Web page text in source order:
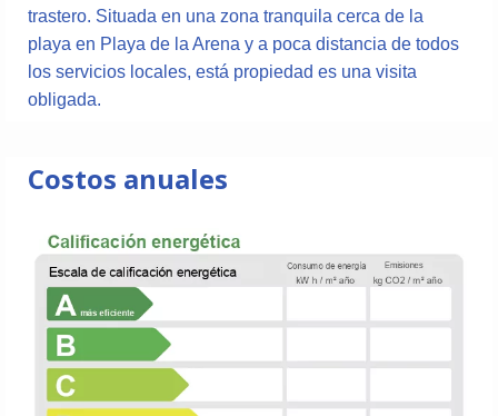
trastero. Situada en una zona tranquila cerca de la
playa en Playa de la Arena y a poca distancia de todos
los servicios locales, está propiedad es una visita
obligada.
Costos anuales